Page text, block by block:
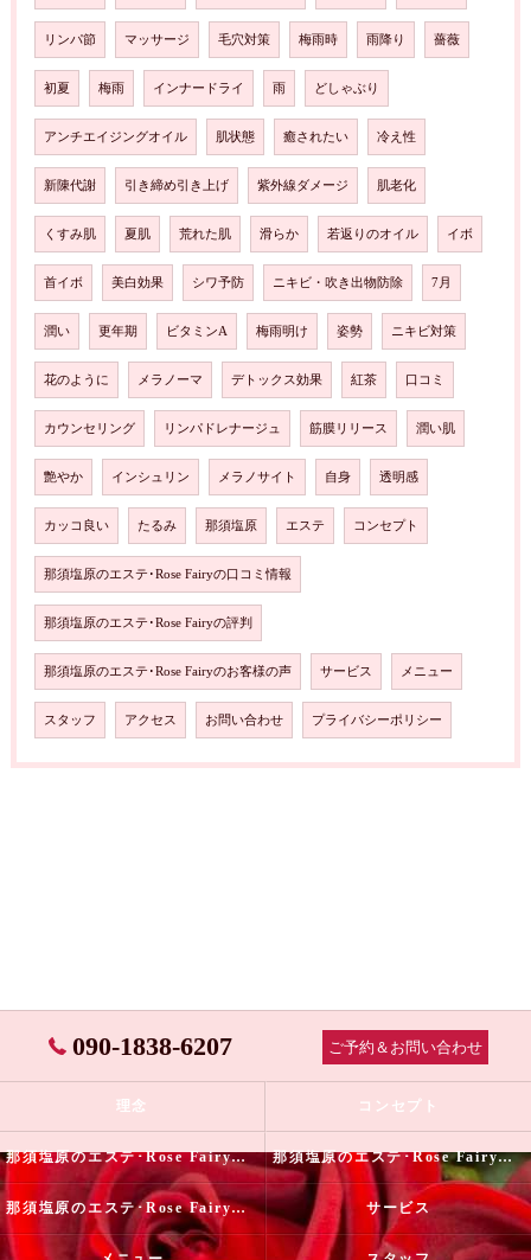
リンパ節 マッサージ 毛穴対策 梅雨時 雨降り 薔薇
初夏 梅雨 インナードライ 雨 どしゃぶり
アンチエイジングオイル 肌状態 癒されたい 冷え性
新陳代謝 引き締め引き上げ 紫外線ダメージ 肌老化
くすみ肌 夏肌 荒れた肌 滑らか 若返りのオイル イボ
首イボ 美白効果 シワ予防 ニキビ・吹き出物防除 7月
潤い 更年期 ビタミンA 梅雨明け 姿勢 ニキビ対策
花のように メラノーマ デトックス効果 紅茶 口コミ
カウンセリング リンパドレナージュ 筋膜リリース 潤い肌
艶やか インシュリン メラノサイト 自身 透明感
カッコ良い たるみ 那須塩原 エステ コンセプト
那須塩原のエステ･Rose Fairyの口コミ情報
那須塩原のエステ･Rose Fairyの評判
那須塩原のエステ･Rose Fairyのお客様の声 サービス メニュー
スタッフ アクセス お問い合わせ プライバシーポリシー
090-1838-6207 ご予約＆お問い合わせ
理念 コンセプト
那須塩原のエステ･Rose Fairyの口コミ情報 那須塩原のエステ･Rose Fairyの評判
那須塩原のエステ･Rose Fairyのお客様の声 サービス